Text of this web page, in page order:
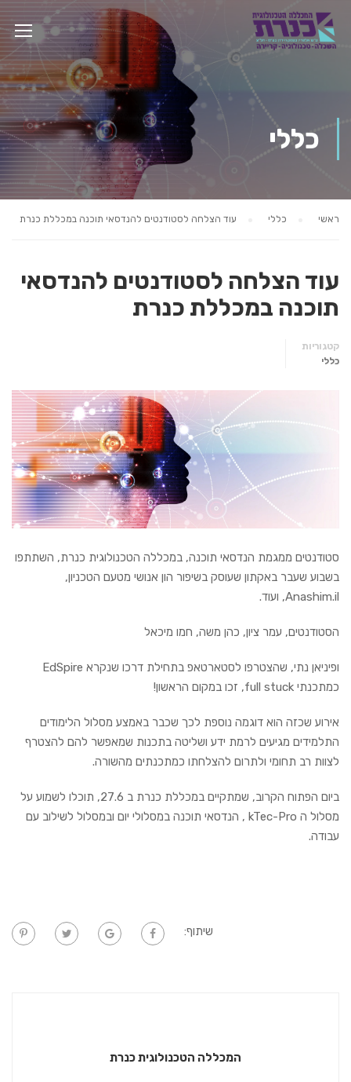
כללי
ראשי כללי עוד הצלחה לסטודנטים להנדסאי תוכנה במכללת כנרת
עוד הצלחה לסטודנטים להנדסאי
תוכנה במכללת כנרת
קטגוריות
כללי
סטודנטים ממגמת הנדסאי תוכנה, במכללה הטכנולוגית כנרת, השתתפו
בשבוע שעבר באקתון שעוסק בשיפור הון אנושי מטעם הטכניון,
Anashim.il, ועוד.
הסטודנטים, עמר ציון, כהן משה, חמו מיכאל
ופיניאן נתי, שהצטרפו לסטארטאפ בתחילת דרכו שנקרא EdSpire
כמתכנתי full stuck, זכו במקום הראשון!
אירוע שכזה הוא דוגמה נוספת לכך שכבר באמצע מסלול הלימודים
התלמידים מגיעים לרמת ידע ושליטה בתכנות שמאפשר להם להצטרף
לצוות רב תחומי ולתרום להצלחתו כמתכנתים מהשורה.
ביום הפתוח הקרוב, שמתקיים במכללת כנרת ב 27.6, תוכלו לשמוע על
מסלול ה kTec-Pro , הנדסאי תוכנה במסלולי יום ובמסלול לשילוב עם
עבודה.
שיתוף:
המכללה הטכנולוגית כנרת